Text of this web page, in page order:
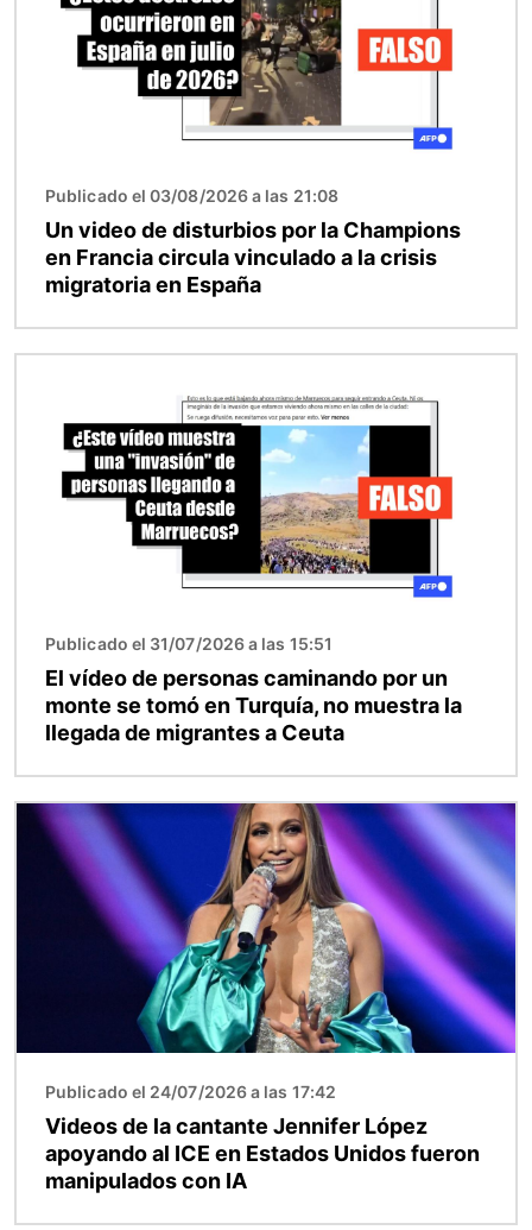
Publicado el 03/08/2026 a las 21:08
Un video de disturbios por la Champions
en Francia circula vinculado a la crisis
migratoria en España
Publicado el 31/07/2026 a las 15:51
El vídeo de personas caminando por un
monte se tomó en Turquía, no muestra la
llegada de migrantes a Ceuta
Imagen
Publicado el 24/07/2026 a las 17:42
Videos de la cantante Jennifer López
apoyando al ICE en Estados Unidos fueron
manipulados con IA